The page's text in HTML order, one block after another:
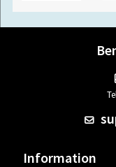
Information